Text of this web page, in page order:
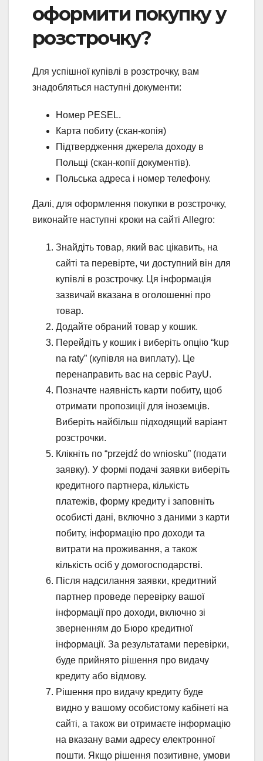
оформити покупку у
розстрочку?
Для успішної купівлі в розстрочку, вам
знадобляться наступні документи:
Номер PESEL.
Карта побиту (скан-копія)
Підтвердження джерела доходу в
Польщі (скан-копії документів).
Польська адреса і номер телефону.
Далі, для оформлення покупки в розстрочку,
виконайте наступні кроки на сайті Allegro:
Знайдіть товар, який вас цікавить, на
сайті та перевірте, чи доступний він для
купівлі в розстрочку. Ця інформація
зазвичай вказана в оголошенні про
товар.
Додайте обраний товар у кошик.
Перейдіть у кошик і виберіть опцію “kup
na raty” (купівля на виплату). Це
перенаправить вас на сервіс PayU.
Позначте наявність карти побиту, щоб
отримати пропозиції для іноземців.
Виберіть найбільш підходящий варіант
розстрочки.
Клікніть по “przejdź do wniosku” (подати
заявку). У формі подачі заявки виберіть
кредитного партнера, кількість
платежів, форму кредиту і заповніть
особисті дані, включно з даними з карти
побиту, інформацію про доходи та
витрати на проживання, а також
кількість осіб у домогосподарстві.
Після надсилання заявки, кредитний
партнер проведе перевірку вашої
інформації про доходи, включно зі
зверненням до Бюро кредитної
інформації. За результатами перевірки,
буде прийнято рішення про видачу
кредиту або відмову.
Рішення про видачу кредиту буде
видно у вашому особистому кабінеті на
сайті, а також ви отримаєте інформацію
на вказану вами адресу електронної
пошти. Якщо рішення позитивне, умови